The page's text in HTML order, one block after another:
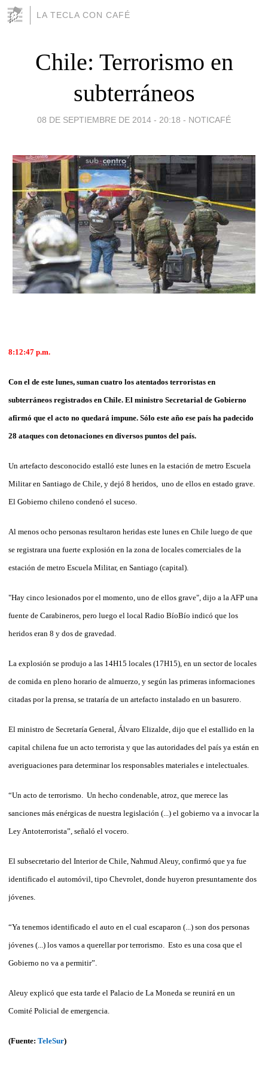
LA TECLA CON CAFÉ
Chile: Terrorismo en
subterráneos
08 DE SEPTIEMBRE DE 2014 - 20:18 - NOTICAFÉ
8:12:47 p.m.
Con el de este lunes, suman cuatro los atentados terroristas en
subterráneos registrados en Chile. El ministro Secretarial de Gobierno
afirmó que el acto no quedará impune. Sólo este año ese país ha padecido
28 ataques con detonaciones en diversos puntos del país.
Un artefacto desconocido estalló este lunes en la estación de metro Escuela
Militar en Santiago de Chile, y dejó 8 heridos, uno de ellos en estado grave.
El Gobierno chileno condenó el suceso.
Al menos ocho personas resultaron heridas este lunes en Chile luego de que
se registrara una fuerte explosión en la zona de locales comerciales de la
estación de metro Escuela Militar, en Santiago (capital).
"Hay cinco lesionados por el momento, uno de ellos grave", dijo a la AFP una
fuente de Carabineros, pero luego el local Radio BíoBío indicó que los
heridos eran 8 y dos de gravedad.
La explosión se produjo a las 14H15 locales (17H15), en un sector de locales
de comida en pleno horario de almuerzo, y según las primeras informaciones
citadas por la prensa, se trataría de un artefacto instalado en un basurero.
El ministro de Secretaría General, Álvaro Elizalde, dijo que el estallido en la
capital chilena fue un acto terrorista y que las autoridades del país ya están en
averiguaciones para determinar los responsables materiales e intelectuales.
“Un acto de terrorismo. Un hecho condenable, atroz, que merece las
sanciones más enérgicas de nuestra legislación (...) el gobierno va a invocar la
Ley Antoterrorista”, señaló el vocero.
El subsecretario del Interior de Chile, Nahmud Aleuy, confirmó que ya fue
identificado el automóvil, tipo Chevrolet, donde huyeron presuntamente dos
jóvenes.
“Ya tenemos identificado el auto en el cual escaparon (...) son dos personas
jóvenes (...) los vamos a querellar por terrorismo. Esto es una cosa que el
Gobierno no va a permitir”.
Aleuy explicó que esta tarde el Palacio de La Moneda se reunirá en un
Comité Policial de emergencia.
(Fuente: TeleSur)